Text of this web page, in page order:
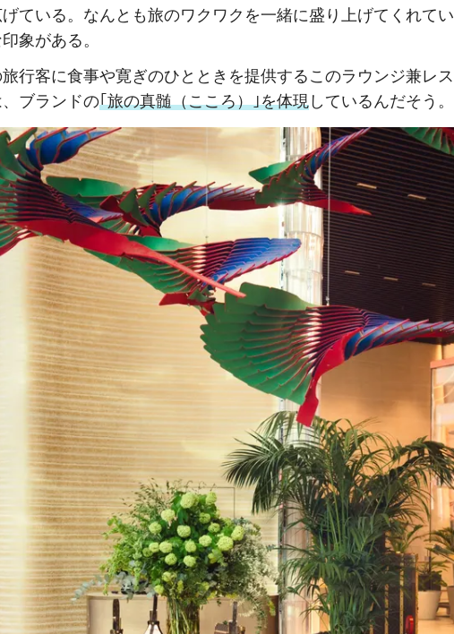
ている。なんとも旅のワクワクを一緒に盛り上げてくれてい
象がある。
行客に食事や寛ぎのひとときを提供するこのラウンジ兼レス
ブランドの｢旅の真髄（こころ）｣を体現 しているんだそう。